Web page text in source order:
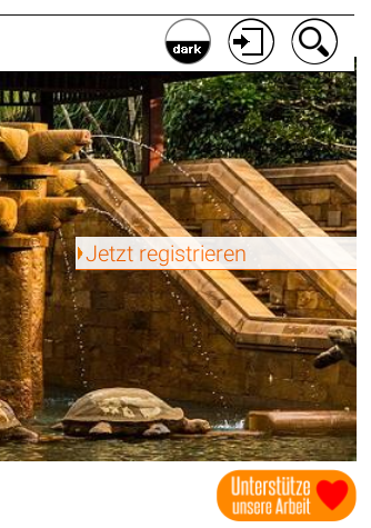
Jetzt registrieren